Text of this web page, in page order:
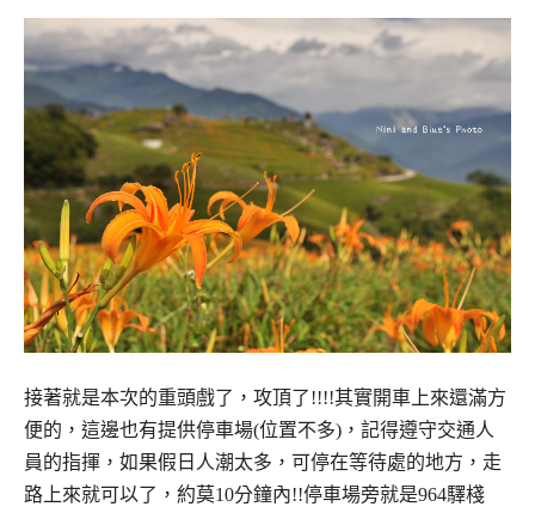
接著就是本次的重頭戲了，攻頂了!!!!其實開車上來還滿方
便的，這邊也有提供停車場(位置不多)， 記得遵守交通人
員的指揮，如果假日人潮太多，可停在等待處的地方， 走
路上來就可以了，約莫10分鐘內!!停車場旁就是964驛棧